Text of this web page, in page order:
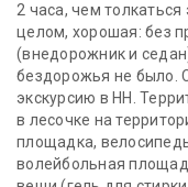
2 часа, чем
целом, хорошая: без
(внедорожник и
бездорожья не было.
экскурсию в НН.
в лесочке на
площадка,
волейбольная